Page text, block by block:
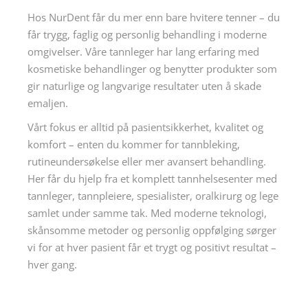
Hos NurDent får du mer enn bare hvitere tenner – du
får trygg, faglig og personlig behandling i moderne
omgivelser. Våre tannleger har lang erfaring med
kosmetiske behandlinger og benytter produkter som
gir naturlige og langvarige resultater uten å skade
emaljen.
Vårt fokus er alltid på pasientsikkerhet, kvalitet og
komfort – enten du kommer for tannbleking,
rutineundersøkelse eller mer avansert behandling.
Her får du hjelp fra et komplett tannhelsesenter med
tannleger, tannpleiere, spesialister, oralkirurg og lege
samlet under samme tak. Med moderne teknologi,
skånsomme metoder og personlig oppfølging sørger
vi for at hver pasient får et trygt og positivt resultat –
hver gang.